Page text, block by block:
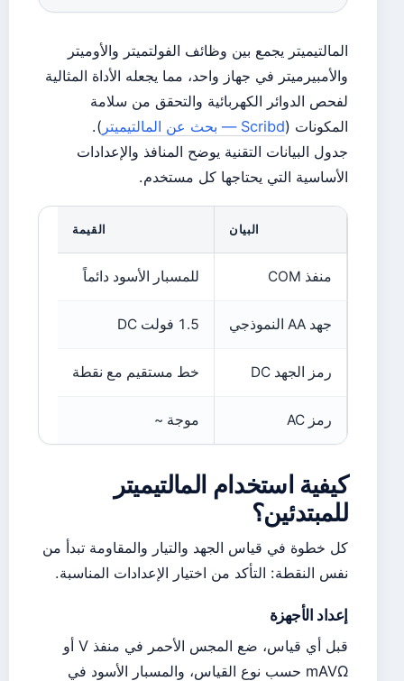
المالتيميتر يجمع بين وظائف الفولتميتر والأوميتر
والأمبيرميتر في جهاز واحد، مما يجعله الأداة المثالية
لفحص الدوائر الكهربائية والتحقق من سلامة
المكونات (Scribd — بحث عن المالتيميتر
).
جدول البيانات التقنية يوضح المنافذ والإعدادات
الأساسية التي يحتاجها كل مستخدم.
البيان القيمة
منفذ COM للمسبار الأسود دائماً
جهد AA النموذجي 1.5 فولت DC
رمز الجهد DC خط مستقيم مع نقطة
رمز AC موجة ~
كيفية استخدام المالتيميتر
للمبتدئين؟
كل خطوة في قياس الجهد والتيار والمقاومة تبدأ من
نفس النقطة: التأكد من اختيار الإعدادات المناسبة.
إعداد الأجهزة
قبل أي قياس، ضع المجس الأحمر في منفذ V أو
mAVΩ حسب نوع القياس، والمسبار الأسود في